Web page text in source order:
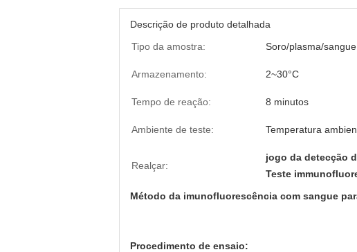
Descrição de produto detalhada
Tipo da amostra:
Soro/plasma/
Armazenamento: 2~30°C
Tempo de reação: 8 minutos
Ambiente de teste: Temperatura
Realçar:
jogo da detecção
Teste
Método da imunofluorescência com sangue
Procedimento de ensaio: